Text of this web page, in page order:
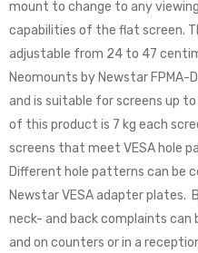
mount to change to any
capabilities of the flat screen.
adjustable from 24 to 47
Neomounts by Newstar FPMA-
and is suitable for screens up
of this product is 7 kg each
screens that meet VESA hole
Different hole patterns can be
Newstar VESA adapter plates.
neck- and back complaints can
and on counters or in a